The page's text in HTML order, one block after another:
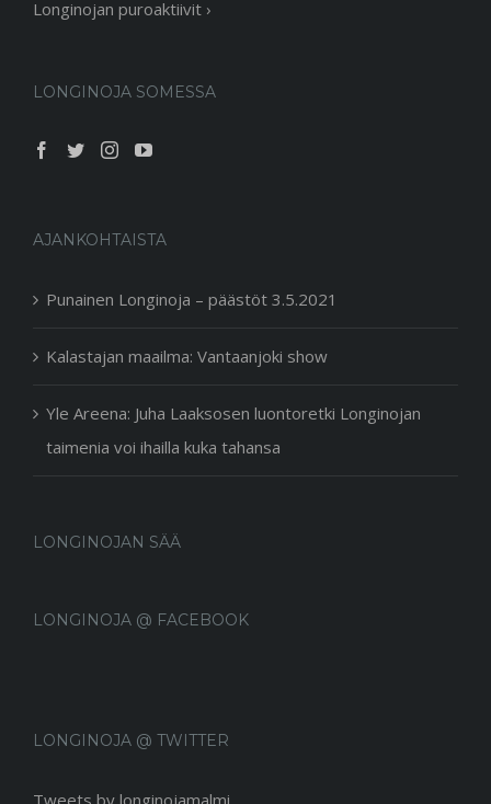
Longinojan puroaktiivit ›
LONGINOJA SOMESSA
AJANKOHTAISTA
Punainen Longinoja – päästöt 3.5.2021
Kalastajan maailma: Vantaanjoki show
Yle Areena: Juha Laaksosen luontoretki Longinojan
taimenia voi ihailla kuka tahansa
LONGINOJAN SÄÄ
LONGINOJA @ FACEBOOK
LONGINOJA @ TWITTER
Tweets by longinojamalmi